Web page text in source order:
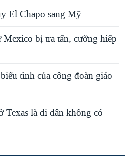
El Chapo sang Mỹ
bị tra tấn, cưỡng hiếp
tình của công đoàn giáo
Texas là di dân không có